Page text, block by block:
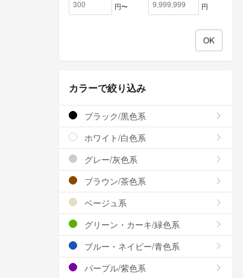
円〜 円
カラーで絞り込み
ブラック/黒色系
ホワイト/白色系
グレー/灰色系
ブラウン/茶色系
ベージュ系
グリーン・カーキ/緑色系
ブルー・ネイビー/青色系
パープル/紫色系